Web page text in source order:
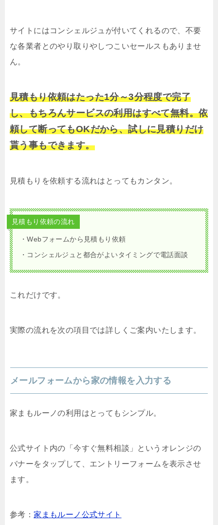
サイトにはコンシェルジュが付いてくれるので、不要
な各業者とのやり取りやしつこいセールスもありませ
ん。
見積もり依頼はたった1分～3分程度で完了
し、もちろんサービスの利用はすべて無料。依
頼して断ってもOKだから、試しに見積りだけ
貰う事もできます。
見積もりを依頼する流れはとってもカンタン。
見積もり依頼の流れ
・Webフォームから見積もり依頼
・コンシェルジュと都合がよいタイミングで電話面談
これだけです。
実際の流れを次の項目では詳しくご案内いたします。
メールフォームから家の情報を入力する
家まもルーノの利用はとってもシンプル。
公式サイト内の「今すぐ無料相談」というオレンジの
バナーをタップして、エントリーフォームを表示させ
ます。
参考：家まもルーノ公式サイト